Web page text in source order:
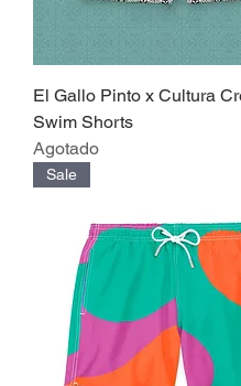
El Gallo Pinto x Cultura
Swim Shorts
Agotado
Sale